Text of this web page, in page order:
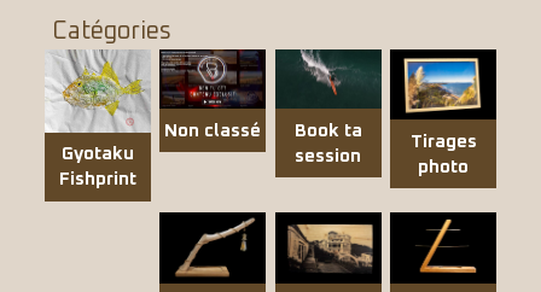
Catégories
Gyotaku
Fishprint
Non classé
Book ta
session
Tirages
photo